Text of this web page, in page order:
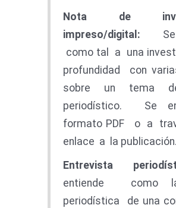
Nota de
impreso/digital:
como tal a una
profundidad con
sobre un tema
periodístico. Se
formato PDF o a
enlace a la publicación.
Entrevista
entiende como
periodística de una